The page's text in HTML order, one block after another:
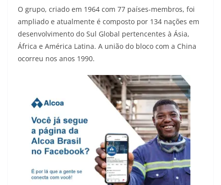
O grupo, criado em 1964 com 77 países-membros, foi
ampliado e atualmente é composto por 134 nações em
desenvolvimento do Sul Global pertencentes à Ásia,
África e América Latina. A união do bloco com a China
ocorreu nos anos 1990.